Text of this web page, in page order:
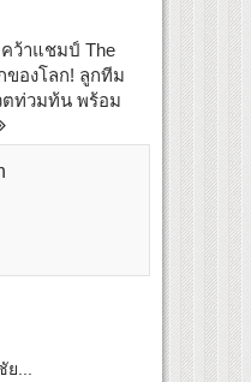
ว้าแชมป์ The
ของโลก! ลูกทีม
ท่วมท้น พร้อม
...